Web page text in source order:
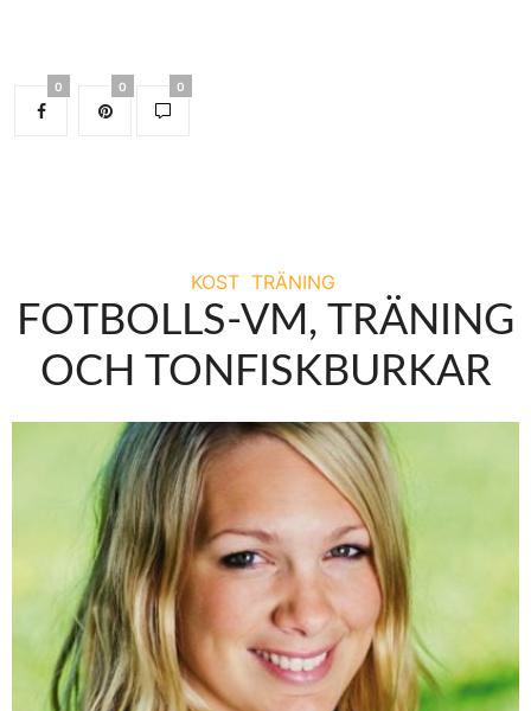
0 0 0
KOST TRÄNING
FOTBOLLS-VM, TRÄNING
OCH TONFISKBURKAR